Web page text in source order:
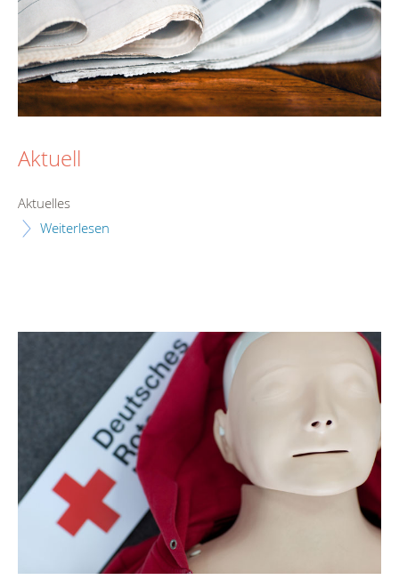
Aktuell
Aktuelles
Weiterlesen